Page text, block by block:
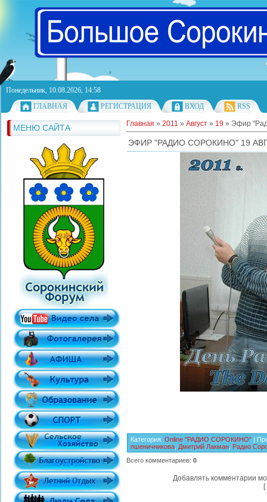
Понедельник, 10.08.2026, 14:58
ГЛАВНАЯ
РЕГИСТРАЦИЯ ВХОД RSS
МЕНЮ САЙТА Главная » 2011 » Август » 19 » Эфир
ЭФИР "РАДИО СОРОКИНО" 19
Категория: Online "РАДИО СОРОКИНО" |
пшеничникова Дмитрий Лакман Радио
Всего комментариев: 0
Добавлять комментарии
[